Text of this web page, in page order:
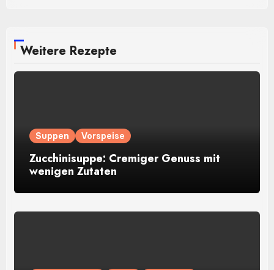
Weitere Rezepte
Suppen Vorspeise
Zucchinisuppe: Cremiger Genuss mit
wenigen Zutaten